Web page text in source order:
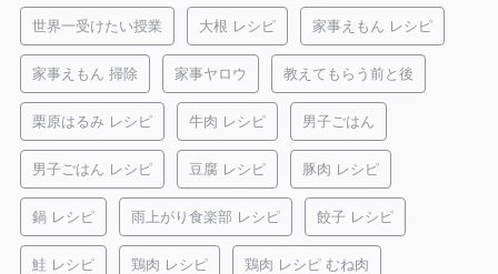
世界一受けたい授業 大根 レシピ 家事えもん レシピ
家事えもん 掃除 家事ヤロウ 教えてもらう前と後
栗原はるみ レシピ 牛肉 レシピ 男子ごはん
男子ごはん レシピ 豆腐 レシピ 豚肉 レシピ
鍋 レシピ 雨上がり食楽部 レシピ 餃子 レシピ
鮭 レシピ 鶏肉 レシピ 鶏肉 レシピ むね肉